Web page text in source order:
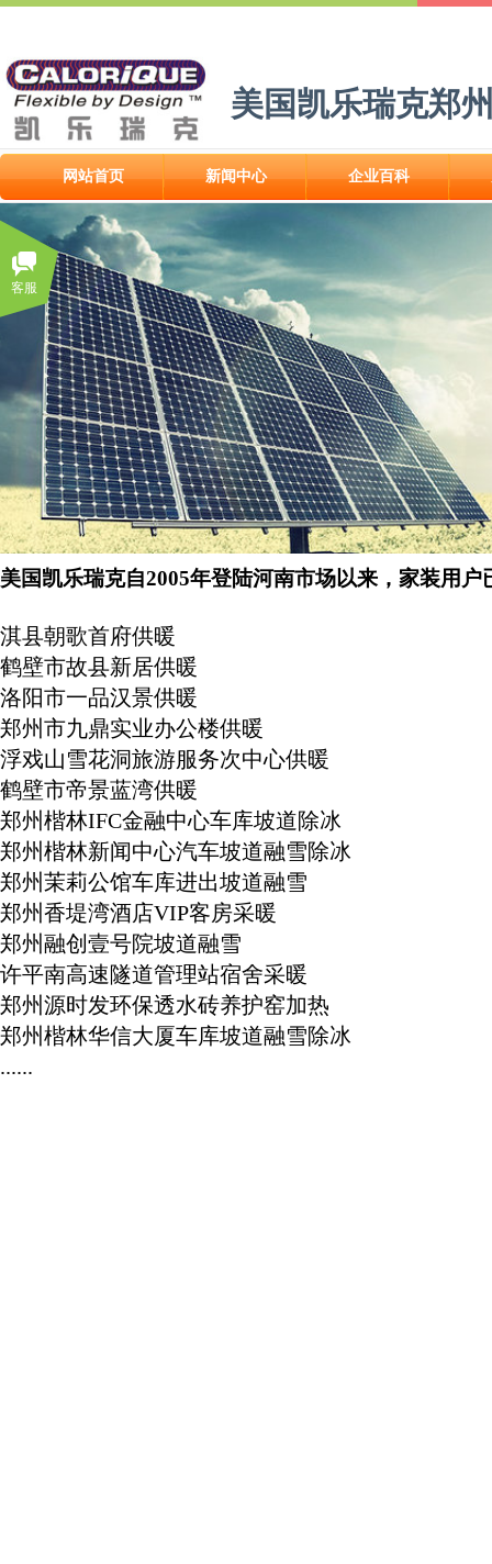
美国凯乐瑞克郑
网站首页 新闻中心 企业百科
美国凯乐瑞克自2005年登陆河南市场以来，家装用
淇县朝歌首府供暖
鹤壁市故县新居供暖
洛阳市一品汉景供暖
郑州市九鼎实业办公楼供暖
浮戏山雪花洞旅游服务次中心供暖
鹤壁市帝景蓝湾供暖
郑州楷林IFC金融中心车库坡道除冰
郑州楷林新闻中心汽车坡道融雪除冰
郑州茉莉公馆车库进出坡道融雪
郑州香堤湾酒店VIP客房采暖
郑州融创壹号院坡道融雪
许平南高速隧道管理站宿舍采暖
郑州源时发环保透水砖养护窑加热
郑州楷林华信大厦车库坡道融雪除冰
......
客服